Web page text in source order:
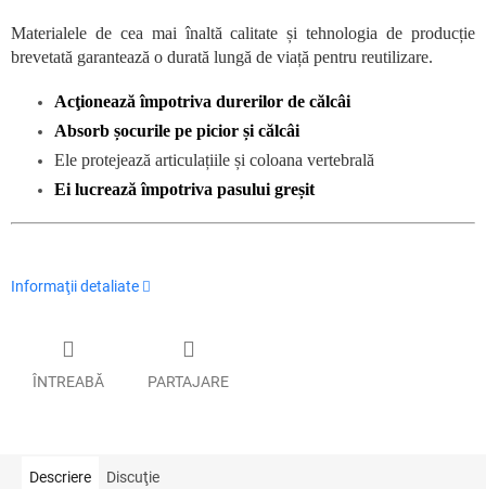
Materialele de cea mai înaltă calitate și tehnologia de producție
brevetată garantează o durată lungă de viață pentru reutilizare.
Acţionează împotriva durerilor de călcâi
Absorb șocurile pe picior și călcâi
Ele protejează articulațiile și coloana vertebrală
Ei lucrează împotriva pasului greșit
Informaţii detaliate
ÎNTREABĂ PARTAJARE
Descriere Discuţie